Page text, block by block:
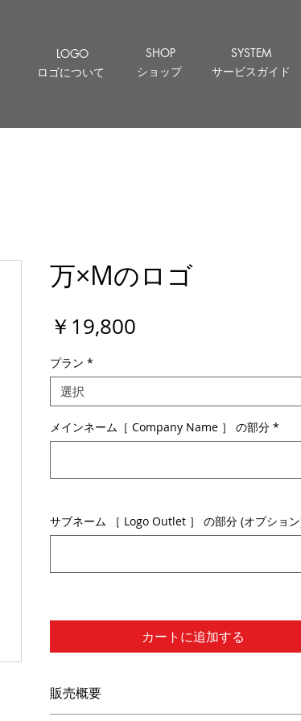
LOGO
ロゴについて
SHOP
ショップ
SYSTEM
サービスガイド
万×Mのロゴ
￥19,800
プラン *
選択
メインネーム［ Company Name ］ の部分 *
サブネーム ［ Logo Outlet ］ の部分 (オプショ
カートに追加する
販売概要